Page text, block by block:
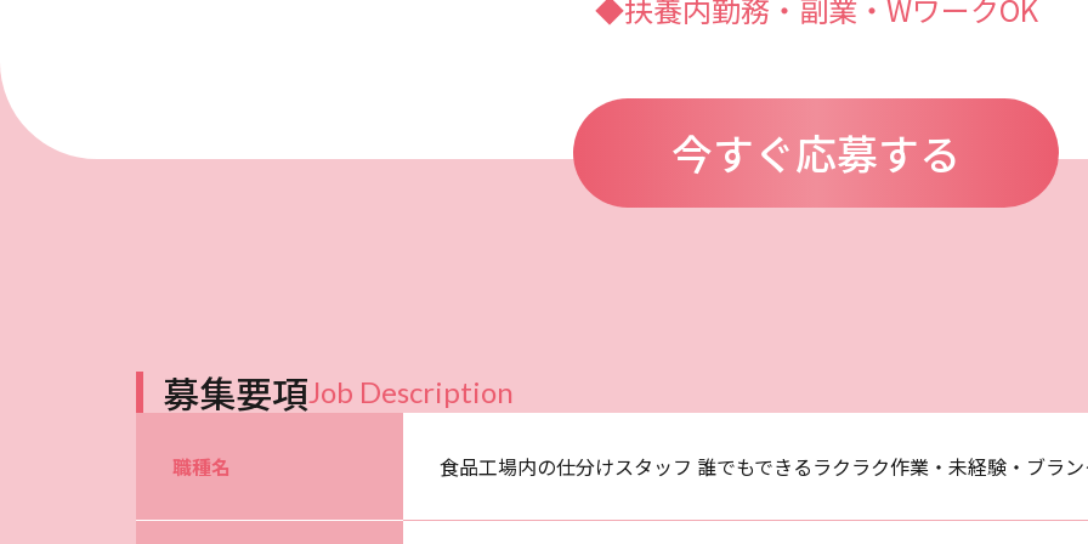
◆扶養内勤務・副業・WワークOK
今すぐ応募する
募集要項Job Description
職種名 食品工場内の仕分けスタッフ 誰でもできるラクラク作業・未経験・ブラ